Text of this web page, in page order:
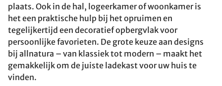
plaats. Ook in de hal, logeerkamer of woonkamer is
het een praktische hulp bij het opruimen en
tegelijkertijd een decoratief opbergvlak voor
persoonlijke favorieten. De grote keuze aan designs
bij allnatura – van klassiek tot modern – maakt het
gemakkelijk om de juiste ladekast voor uw huis te
vinden.